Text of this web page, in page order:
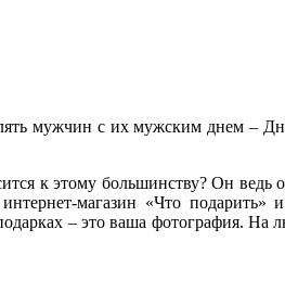
мужчин с их мужским днем –
к этому большинству? Он ведь
магазин «Что подарить»
– это ваша фотография.